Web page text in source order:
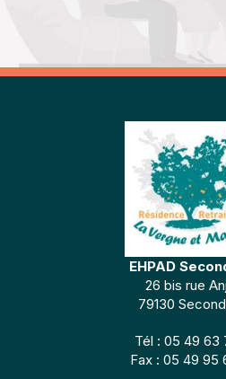
EHPAD
26 bis rue
79130
Tél : 05 49 63
Fax : 05 49 95